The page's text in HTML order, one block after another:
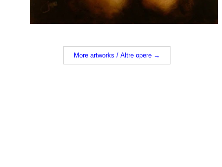
More artworks / Altre opere →